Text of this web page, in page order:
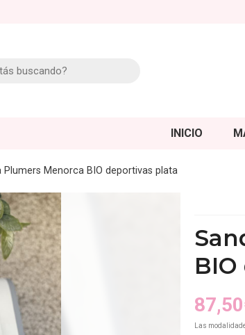
INICIO
Plumers Menorca BIO deportivas plata
87,50
Las